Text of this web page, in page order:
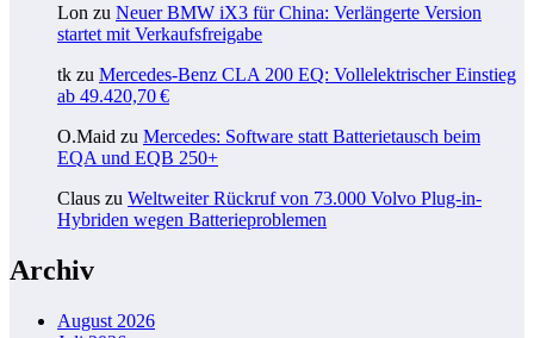
Lon zu Neuer BMW iX3 für China: Verlängerte Version
startet mit Verkaufsfreigabe
tk zu Mercedes-Benz CLA 200 EQ: Vollelektrischer Einstieg
ab 49.420,70 €
O.Maid zu Mercedes: Software statt Batterietausch beim
EQA und EQB 250+
Claus zu Weltweiter Rückruf von 73.000 Volvo Plug-in-
Hybriden wegen Batterieproblemen
Archiv
August 2026